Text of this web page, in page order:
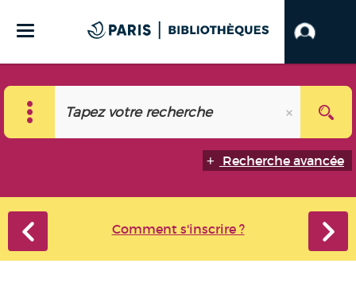
Recherche avancée
Comment s'inscrire ?